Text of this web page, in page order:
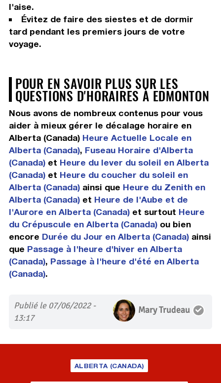
l'aise.
Évitez de faire des siestes et de dormir
tard pendant les premiers jours de votre
voyage.
POUR EN SAVOIR PLUS SUR LES
QUESTIONS D'HORAIRES À EDMONTON
Nous avons de nombreux contenus pour vous
aider à mieux gérer le décalage horaire en
Alberta (Canada) Heure Actuelle Locale en
Alberta (Canada), Fuseau Horaire d'Alberta
(Canada)et Heure du lever du soleil en Alberta
(Canada)et Heure du coucher du soleil en
Alberta (Canada)ainsi que Heure du Zenith en
Alberta (Canada)et Heure de l'Aube et de
l'Aurore en Alberta (Canada)et surtout Heure
du Crépuscule en Alberta (Canada)ou bien
encore Durée du Jour en Alberta (Canada)ainsi
que Passage à l'heure d'hiver en Alberta
(Canada), Passage à l'heure d'été en Alberta
(Canada).
Publié le 07/06/2022 -
13:17
Mary Trudeau
ALBERTA (CANADA)